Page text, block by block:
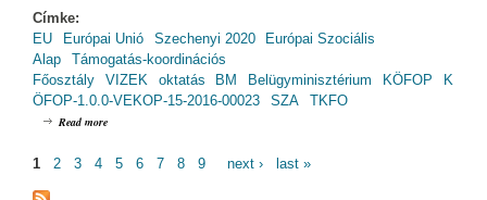
Címke:
EU
Európai Unió Szechenyi 2020
Európai Szociális
Alap
Támogatás-koordinációs
Főosztály
VIZEK oktatás BM Belügyminisztérium KÖFOP
K
ÖFOP-1.0.0-VEKOP-15-2016-00023
SZA TKFO
Read more
PAGES
1 2 3 4 5 6 7 8 9 next › last »